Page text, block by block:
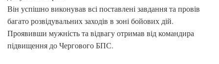
Він успішно виконував всі поставлені завдання та провів
багато розвідувальних заходів в зоні бойових дій.
Проявивши мужність та відвагу отримав від командира
підвищення до Чергового БПС.